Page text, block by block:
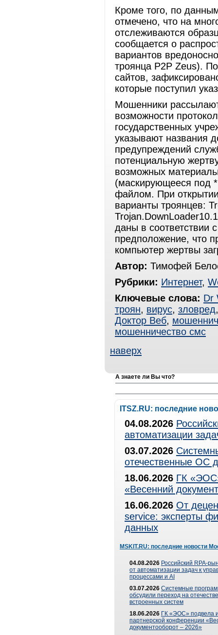
Кроме того, по
отмечено, что на
отслеживаются
сообщается о
вариантов
троянца P2P Zeus).
сайтов,
которые поступил
Мошенники
возможности
государственных
указывают названия
предупреждений
потенциальную
возможных
(маскирующееся под
файлом. При
варианты троянцев:
даны в соответствии
предположение, что
компьютер жертвы
Автор: Тимофей
Рубрики: Интернет,
Ключевые слова: Dr
троян, вирус, зловред
Доктор Веб,
мошенничество смс
наверх
А знаете ли Вы что?
ITSZ.RU: последние
04.08.2026
автоматизации
03.07.2026
отечественные ОС
18.06.2026 ГК
«Весенний
16.06.2026 От
service: эксперты
данных
MSKIT.RU: последние новости
04.08.2026 Российский RPA-
от автоматизации задач к
процессами и AI
03.07.2026 Системные
обсудили переход на
встроенных систем
18.06.2026 ГК «ЭОС» подвела
партнерской конференции
документооборот – 2026»